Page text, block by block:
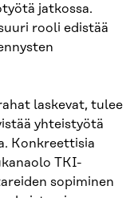
jatkossa.
rooli edistää
laskevat, tulee
yhteistyötä
Konkreettisia
TKI-
sopiminen